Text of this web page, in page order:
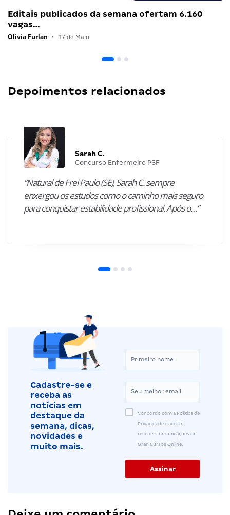
Editais publicados da semana ofertam 6.160
vagas…
Olivia Furlan • 17 de Maio
Depoimentos relacionados
Sarah C.
Concurso Enfermeiro PSF
“Natural de Frei Paulo (SE), Sarah C. sempre
enxergou os estudos como o caminho mais seguro
para conquistar estabilidade profissional. Após o…”
Cadastre-se e
receba as
notícias em
destaque da
semana, dicas,
novidades e
muito mais.
Concordo com a Política de
Privacidade e aceito
receber comunicações do
Gran Cursos Online.